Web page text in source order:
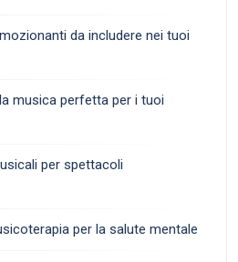
da includere nei tuoi
musica perfetta per i tuoi
per spettacoli
per la salute mentale